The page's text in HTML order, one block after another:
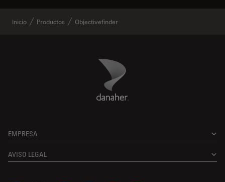
Inicio Productos Objectivefinder
Danaher Logo
EMPRESA
AVISO LEGAL